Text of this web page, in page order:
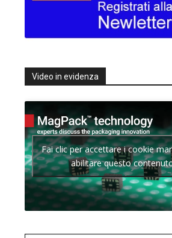
Video in evidenza
Fai clic per accettare i cookie
abilitare questo